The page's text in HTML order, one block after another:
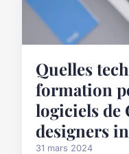
Quelles
formation
logiciels de
designers
31 mars 2024